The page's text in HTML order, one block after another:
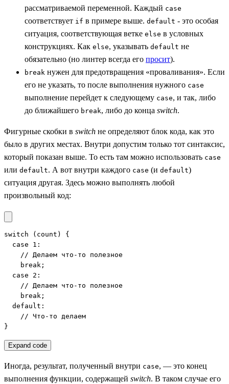
рассматриваемой переменной. Каждый case
соответствует if в примере выше. default - это особая
ситуация, соответствующая ветке else в условных
конструкциях. Как else, указывать default не
обязательно (но линтер всегда его просит).
break нужен для предотвращения «проваливания». Если
его не указать, то после выполнения нужного case
выполнение перейдет к следующему case, и так, либо
до ближайшего break, либо до конца switch.
Фигурные скобки в switch не определяют блок кода, как это
было в других местах. Внутри допустим только тот синтаксис,
который показан выше. То есть там можно использовать case
или default. А вот внутри каждого case (и default)
ситуация другая. Здесь можно выполнять любой
произвольный код:
switch (count) {
  case 1:
    // Делаем что-то полезное
    break;
  case 2:
    // Делаем что-то полезное
    break;
  default:
    // Что-то делаем
}
Expand code
Иногда, результат, полученный внутри case, — это конец
выполнения функции, содержащей switch. В таком случае его